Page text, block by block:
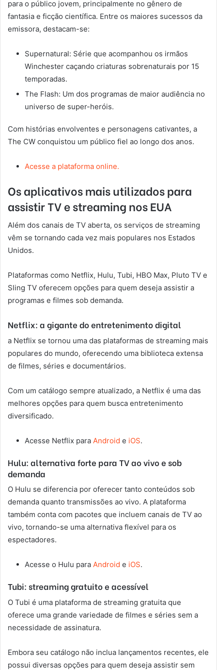
para o público jovem, principalmente no gênero de
fantasia e ficção científica. Entre os maiores sucessos da
emissora, destacam-se:
Supernatural: Série que acompanhou os irmãos
Winchester caçando criaturas sobrenaturais por 15
temporadas.
The Flash: Um dos programas de maior audiência no
universo de super-heróis.
Com histórias envolventes e personagens cativantes, a
The CW conquistou um público fiel ao longo dos anos.
Acesse a plataforma online.
Os aplicativos mais utilizados para
assistir TV e streaming nos EUA
Além dos canais de TV aberta, os serviços de streaming
vêm se tornando cada vez mais populares nos Estados
Unidos.
Plataformas como Netflix, Hulu, Tubi, HBO Max, Pluto TV e
Sling TV oferecem opções para quem deseja assistir a
programas e filmes sob demanda.
Netflix: a gigante do entretenimento digital
a Netflix se tornou uma das plataformas de streaming mais
populares do mundo, oferecendo uma biblioteca extensa
de filmes, séries e documentários.
Com um catálogo sempre atualizado, a Netflix é uma das
melhores opções para quem busca entretenimento
diversificado.
Acesse Netflix para Android e iOS.
Hulu: alternativa forte para TV ao vivo e sob
demanda
O Hulu se diferencia por oferecer tanto conteúdos sob
demanda quanto transmissões ao vivo. A plataforma
também conta com pacotes que incluem canais de TV ao
vivo, tornando-se uma alternativa flexível para os
espectadores.
Acesse o Hulu para Android e iOS.
Tubi: streaming gratuito e acessível
O Tubi é uma plataforma de streaming gratuita que
oferece uma grande variedade de filmes e séries sem a
necessidade de assinatura.
Embora seu catálogo não inclua lançamentos recentes, ele
possui diversas opções para quem deseja assistir sem